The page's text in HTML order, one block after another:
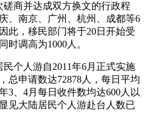
商并达成双方换文的行政程
、南京、广州、杭州、成都等6
此，移民部门将于20日开始受
时调高为1000人。
个人游自2011年6月正式实施
总申请数达72878人，每日平均
3、4月每日收件数均达600人以
见大陆居民个人游赴台人数已